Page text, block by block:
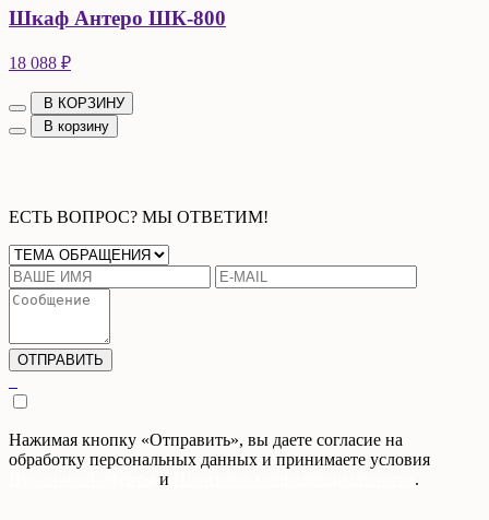
Шкаф Антеро ШК-800
18 088 ₽
В КОРЗИНУ
В корзину
ЕСТЬ ВОПРОС? МЫ ОТВЕТИМ!
Нажимая кнопку «Отправить», вы даете согласие на
обработку персональных данных и принимаете условия
и .